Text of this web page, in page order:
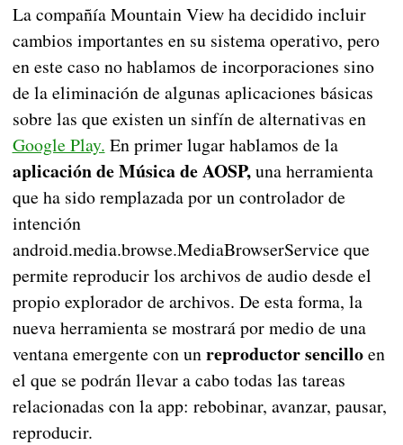
La compañía Mountain View ha decidido incluir
cambios importantes en su sistema operativo, pero
en este caso no hablamos de incorporaciones sino
de la eliminación de algunas aplicaciones básicas
sobre las que existen un sinfín de alternativas en
Google Play. En primer lugar hablamos de la
aplicación de Música de AOSP,una herramienta
que ha sido remplazada por un controlador de
intención
android.media.browse.MediaBrowserService que
permite reproducir los archivos de audio desde el
propio explorador de archivos. De esta forma, la
nueva herramienta se mostrará por medio de una
ventana emergente con unreproductor sencilloen
el que se podrán llevar a cabo todas las tareas
relacionadas con la app: rebobinar, avanzar, pausar,
reproducir.